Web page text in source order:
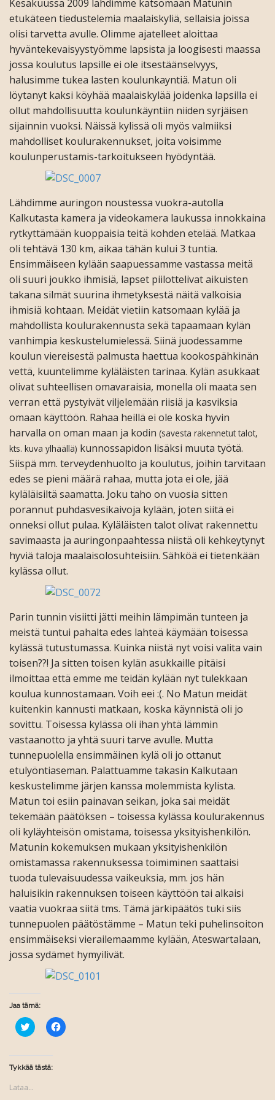
Kesäkuussa 2009 lähdimme katsomaan Matunin
etukäteen tiedustelemia maalaiskyliä, sellaisia joissa
olisi tarvetta avulle. Olimme ajatelleet aloittaa
hyväntekevaisyystyömme lapsista ja loogisesti maassa
jossa koulutus lapsille ei ole itsestäänselvyys,
halusimme tukea lasten koulunkayntiä. Matun oli
löytanyt kaksi köyhää maalaiskylää joidenka lapsilla ei
ollut mahdollisuutta koulunkäyntiin niiden syrjäisen
sijainnin vuoksi. Näissä kylissä oli myös valmiiksi
mahdolliset koulurakennukset, joita voisimme
koulunperustamis-tarkoitukseen hyödyntää.
Lähdimme auringon noustessa vuokra-autolla
Kalkutasta kamera ja videokamera laukussa innokkaina
rytkyttämään kuoppaisia teitä kohden etelää. Matkaa
oli tehtävä 130 km, aikaa tähän kului 3 tuntia.
Ensimmäiseen kylään saapuessamme vastassa meitä
oli suuri joukko ihmisiä, lapset piilottelivat aikuisten
takana silmät suurina ihmetyksestä näitä valkoisia
ihmisiä kohtaan. Meidät vietiin katsomaan kylää ja
mahdollista koulurakennusta sekä tapaamaan kylän
vanhimpia keskustelumielessä. Siinä juodessamme
koulun viereisestä palmusta haettua kookospähkinän
vettä, kuuntelimme kyläläisten tarinaa. Kylän asukkaat
olivat suhteellisen omavaraisia, monella oli maata sen
verran että pystyivät viljelemään riisiä ja kasviksia
omaan käyttöön. Rahaa heillä ei ole koska hyvin
harvalla on oman maan ja kodin (savesta rakennetut talot,
kts. kuva ylhäällä) kunnossapidon lisäksi muuta työtä.
Siispä mm. terveydenhuolto ja koulutus, joihin tarvitaan
edes se pieni määrä rahaa, mutta jota ei ole, jää
kyläläisiltä saamatta. Joku taho on vuosia sitten
porannut puhdasvesikaivoja kylään, joten siitä ei
onneksi ollut pulaa. Kyläläisten talot olivat rakennettu
savimaasta ja auringonpaahtessa niistä oli kehkeytynyt
hyviä taloja maalaisolosuhteisiin. Sähköä ei tietenkään
kylässa ollut.
Parin tunnin visiitti jätti meihin lämpimän tunteen ja
meistä tuntui pahalta edes lahteä käymään toisessa
kylässä tutustumassa. Kuinka niistä nyt voisi valita vain
toisen??! Ja sitten toisen kylän asukkaille pitäisi
ilmoittaa että emme me teidän kylään nyt tulekkaan
koulua kunnostamaan. Voih eei :(. No Matun meidät
kuitenkin kannusti matkaan, koska käynnistä oli jo
sovittu. Toisessa kylässa oli ihan yhtä lämmin
vastaanotto ja yhtä suuri tarve avulle. Mutta
tunnepuolella ensimmäinen kylä oli jo ottanut
etulyöntiaseman. Palattuamme takasin Kalkutaan
keskustelimme järjen kanssa molemmista kylista.
Matun toi esiin painavan seikan, joka sai meidät
tekemään päätöksen – toisessa kylässa koulurakennus
oli kyläyhteisön omistama, toisessa yksityishenkilön.
Matunin kokemuksen mukaan yksityishenkilön
omistamassa rakennuksessa toimiminen saattaisi
tuoda tulevaisuudessa vaikeuksia, mm. jos hän
haluisikin rakennuksen toiseen käyttöön tai alkaisi
vaatia vuokraa siitä tms. Tämä järkipäätös tuki siis
tunnepuolen päätöstämme – Matun teki puhelinsoiton
ensimmäiseksi vierailemaamme kylään, Ateswartalaan,
jossa sydämet hymyilivät.
Jaa tämä:
a
i
t
e
a
Tykkää tästä:
Lataa...